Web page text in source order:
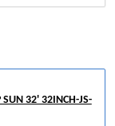
SUN 32' 32INCH-JS-